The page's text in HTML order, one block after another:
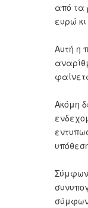
από τα
ευρώ
Αυτή η
Ακόμη